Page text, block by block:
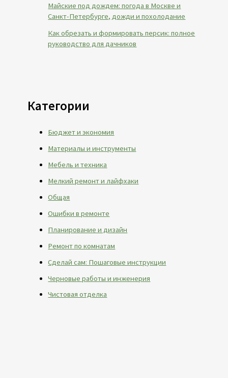
Майские под дождем: погода в Москве и
Санкт-Петербурге, дожди и похолодание
Как обрезать и формировать персик: полное
руководство для дачников
Категории
Бюджет и экономия
Материалы и инструменты
Мебель и техника
Мелкий ремонт и лайфхаки
Общая
Ошибки в ремонте
Планирование и дизайн
Ремонт по комнатам
Сделай сам: Пошаговые инструкции
Черновые работы и инженерия
Чистовая отделка